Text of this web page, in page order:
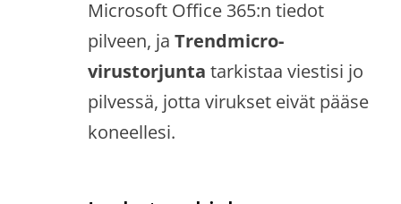
Microsoft Office 365:n tiedot
pilveen, ja Trendmicro-
virustorjunta tarkistaa viestisi jo
pilvessä, jotta virukset eivät pääse
koneellesi.